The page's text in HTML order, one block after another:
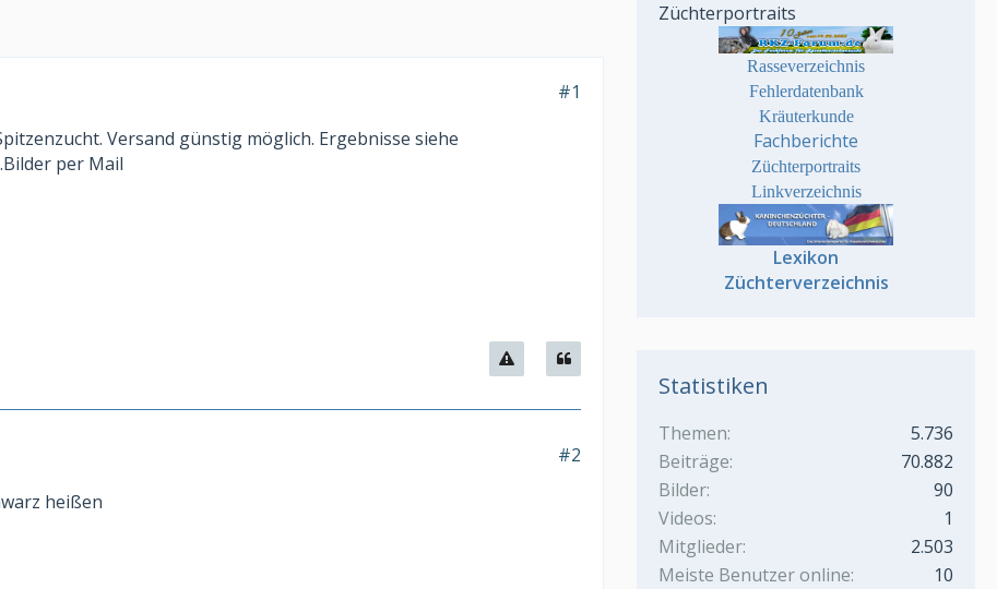
#1
Versand günstig möglich. Ergebnisse siehe
per Mail
#2
heißen
Züchterportraits
Rasseverzeichnis
Fehlerdatenbank
Kräuterkunde
Fachberichte
Züchterportraits
Linkverzeichnis
Lexikon
Züchterverzeichnis
Statistiken
Themen
5.736
Beiträge
70.882
Bilder
90
Videos
1
Mitglieder
2.503
Meiste Benutzer online
10